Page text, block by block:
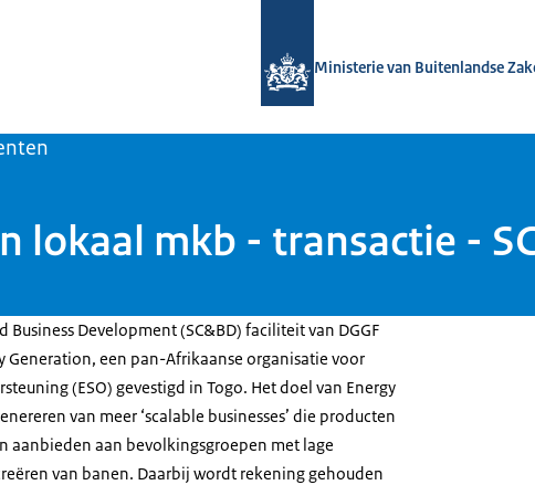
Ministerie van Buitenlandse
lokaal mkb - transactie -
Business Development (SC&BD) faciliteit van DGGF
Generation, een pan-Afrikaanse organisatie voor
(ESO) gevestigd in Togo. Het doel van Energy
van meer ‘scalable businesses’ die producten
aanbieden aan bevolkingsgroepen met lage
van banen. Daarbij wordt rekening gehouden